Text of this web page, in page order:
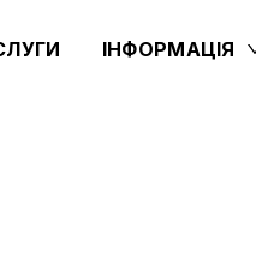
ІНФОРМАЦІЯ